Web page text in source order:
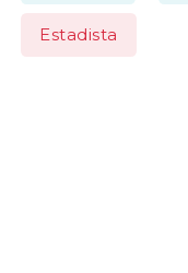
Estadista